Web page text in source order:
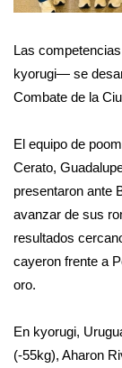
Las
kyorugi— se
Combate de la
El equipo de
Cerato,
presentaron ante
avanzar de sus
resultados
cayeron frente a
oro.
En kyorugi,
(-55kg), Aharon